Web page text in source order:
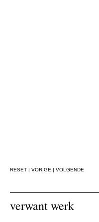
RESET | VORIGE | VOLGENDE
verwant werk